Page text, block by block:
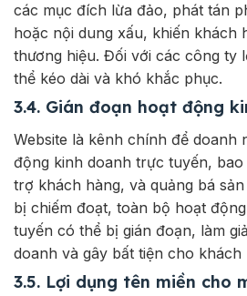
các mục đích lừa đảo, phát tán
hoặc nội dung xấu, khiến khách
thương hiệu. Đối với các công ty
thể kéo dài và khó khắc phục.
3.4. Gián đoạn hoạt động
Website là kênh chính để doanh
động kinh doanh trực tuyến,
trợ khách hàng, và quảng bá
bị chiếm đoạt, toàn bộ hoạt
tuyến có thể bị gián đoạn, làm
doanh và gây bất tiện cho khách
3.5. Lợi dụng tên miền cho